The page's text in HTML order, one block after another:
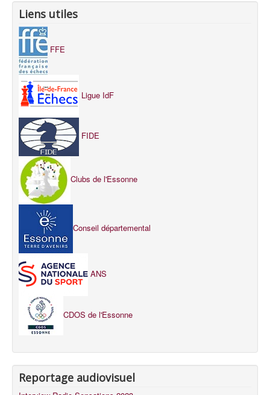
Liens utiles
FFE
Ligue IdF
FIDE
Clubs de l'Essonne
Conseil départemental
ANS
CDOS de l'Essonne
Reportage audiovisuel